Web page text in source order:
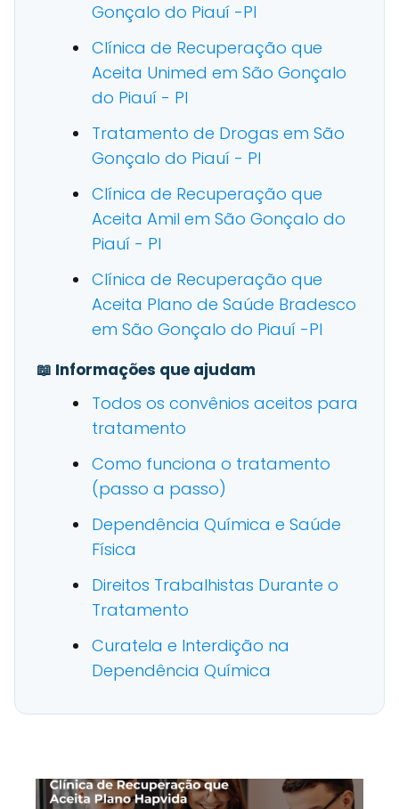
Gonçalo do Piauí -PI
Clínica de Recuperação que
Aceita Unimed em São Gonçalo
do Piauí - PI
Tratamento de Drogas em São
Gonçalo do Piauí - PI
Clínica de Recuperação que
Aceita Amil em São Gonçalo do
Piauí - PI
Clínica de Recuperação que
Aceita Plano de Saúde Bradesco
em São Gonçalo do Piauí -PI
📖 Informações que ajudam
Todos os convênios aceitos para
tratamento
Como funciona o tratamento
(passo a passo)
Dependência Química e Saúde
Física
Direitos Trabalhistas Durante o
Tratamento
Curatela e Interdição na
Dependência Química